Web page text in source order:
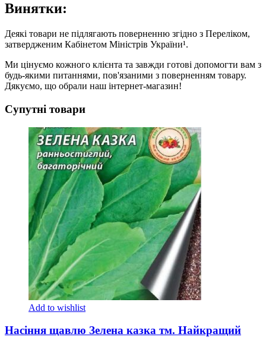
Винятки:
Деякі товари не підлягають поверненню згідно з Переліком,
затвердженим Кабінетом Міністрів України¹.
Ми цінуємо кожного клієнта та завжди готові допомогти вам з
будь-якими питаннями, пов'язаними з поверненням товару.
Дякуємо, що обрали наш інтернет-магазин!
Супутні товари
Add to wishlist
Насіння щавлю Зелена казка тм. Найкращий